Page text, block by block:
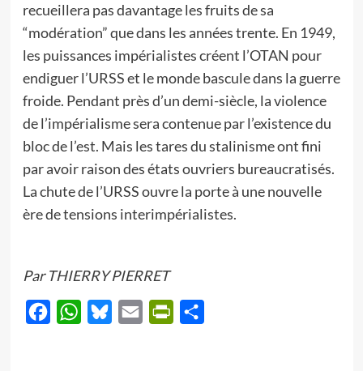
recueillera pas davantage les fruits de sa
“modération” que dans les années trente. En 1949,
les puissances impérialistes créent l’OTAN pour
endiguer l’URSS et le monde bascule dans la guerre
froide. Pendant près d’un demi-siècle, la violence
de l’impérialisme sera contenue par l’existence du
bloc de l’est. Mais les tares du stalinisme ont fini
par avoir raison des états ouvriers bureaucratisés.
La chute de l’URSS ouvre la porte à une nouvelle
ère de tensions interimpérialistes.
Par THIERRY PIERRET
FacebookWhatsApp
BlueskyEmail PrintFriendly